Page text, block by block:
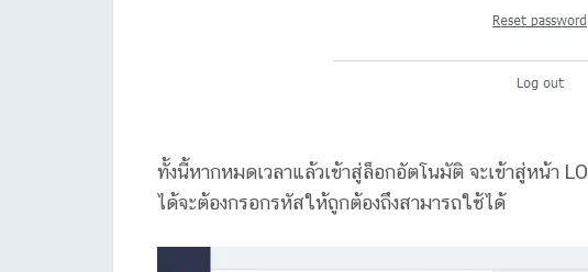
ทั้งนี้หากหมดเวลาแล้วเข้าสู่ล็อกอัตโนมัติ จะเข้าสู่หน้า
ได้จะต้องกรอกรหัสให้ถูกต้องถึงสามารถใช้ได้